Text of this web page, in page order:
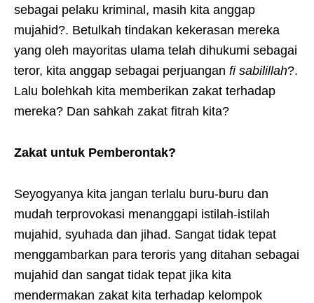
sebagai pelaku kriminal, masih kita anggap
mujahid?. Betulkah tindakan kekerasan mereka
yang oleh mayoritas ulama telah dihukumi sebagai
teror, kita anggap sebagai perjuangan fi sabilillah?.
Lalu bolehkah kita memberikan zakat terhadap
mereka? Dan sahkah zakat fitrah kita?
Zakat untuk Pemberontak?
Seyogyanya kita jangan terlalu buru-buru dan
mudah terprovokasi menanggapi istilah-istilah
mujahid, syuhada dan jihad. Sangat tidak tepat
menggambarkan para teroris yang ditahan sebagai
mujahid dan sangat tidak tepat jika kita
mendermakan zakat kita terhadap kelompok